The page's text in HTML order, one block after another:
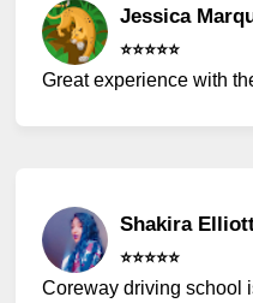
Jessica
⭐️⭐️⭐️⭐️⭐️
Great experience with
Shakira
⭐️⭐️⭐️⭐️⭐️
Coreway driving school